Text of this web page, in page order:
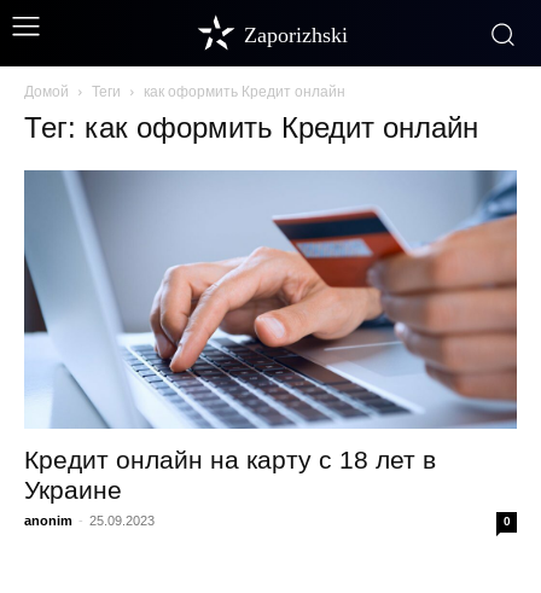
Zaporizhski
Домой Теги как оформить Кредит онлайн
Тег: как оформить Кредит онлайн
Кредит онлайн на карту с 18 лет в
Украине
anonim - 25.09.2023 0